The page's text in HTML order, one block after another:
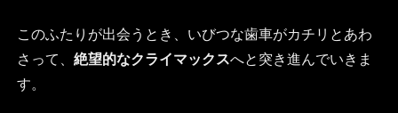
このふたりが出会うとき、いびつな歯車がカチリとあわ
さって、 絶望的なクライマックスへと突き進んでいきま
す。